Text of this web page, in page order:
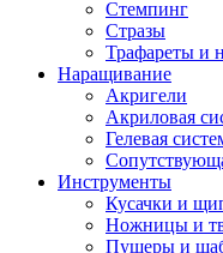
Стемпинг
Стразы
Трафареты и
Наращивание
Акригели
Акриловая
Гелевая
Инструменты
Кусачки и
Ножницы и
Пушеры и